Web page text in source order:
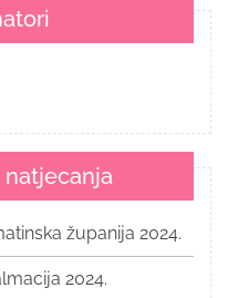
natjecanja
županija 2024.
2024.